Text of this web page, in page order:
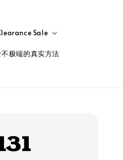
Sale
极端的真实方法